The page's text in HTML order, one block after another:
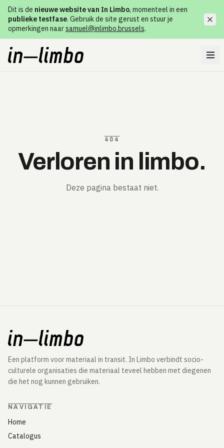
Dit is de nieuwe website van In Limbo, momenteel in een
publieke testfase. Gebruik de site gerust en stuur je
opmerkingen naarsamuel@inlimbo.brussels.
404
Verloren in limbo.
Deze pagina bestaat niet.
Een platform voor materiaal in transit. In Limbo verbindt socio-
culturele organisaties die materiaal teveel hebben met diegenen
die het nog kunnen gebruiken.
NAVIGATIE
Home
Catalogus